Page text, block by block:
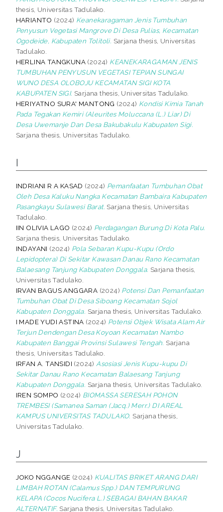
thesis, Universitas Tadulako.
HARIANTO (2024) Keanekaragaman Jenis Tumbuhan
Penyusun Vegetasi Mangrove Di Desa Pulias, Kecamatan
Ogodeide, Kabupaten Tolitoli. Sarjana thesis, Universitas
Tadulako.
HERLINA TANGKUNA (2024) KEANEKARAGAMAN JENIS
TUMBUHAN PENYUSUN VEGETASI TEPIAN SUNGAI
WUNO DESA OLOBOJU KECAMATAN SIGI KOTA
KABUPATEN SIGI. Sarjana thesis, Universitas Tadulako.
HERIYATNO SURA' MANTONG (2024) Kondisi Kimia Tanah
Pada Tegakan Kemiri (Aleurites Moluccana (L.) Liar) Di
Desa Uwemanje Dan Desa Bakubakulu Kabupaten Sigi.
Sarjana thesis, Universitas Tadulako.
I
INDRIANI R A KASAD (2024) Pemanfaatan Tumbuhan Obat
Oleh Desa Kaluku Nangka Kecamatan Bambaira Kabupaten
Pasangkayu Sulawesi Barat. Sarjana thesis, Universitas
Tadulako.
IIN OLIVIA LAGO (2024) Perdagangan Burung Di Kota Palu.
Sarjana thesis, Universitas Tadulako.
INDAYANI (2024) Pola Sebaran Kupu-Kupu (Ordo
Lepidoptera) Di Sekitar Kawasan Danau Rano Kecamatan
Balaesang Tanjung Kabupaten Donggala. Sarjana thesis,
Universitas Tadulako.
IRVAN BAGUS ANGGARA (2024) Potensi Dan Pemanfaatan
Tumbuhan Obat Di Desa Siboang Kecamatan Sojol
Kabupaten Donggala. Sarjana thesis, Universitas Tadulako.
I MADE YUDI ASTINA (2024) Potensi Objek Wisata Alam Air
Terjun Dendengan Desa Koyoan Kecamatan Nambo
Kabupaten Banggai Provinsi Sulawesi Tengah. Sarjana
thesis, Universitas Tadulako.
IRFAN A. TANSIDI (2024) Asosiasi Jenis Kupu-kupu Di
Sekitar Danau Rano Kecamatan Balaesang Tanjung
Kabupaten Donggala. Sarjana thesis, Universitas Tadulako.
IREN SOMPO (2024) BIOMASSA SERESAH POHON
TREMBESI (Samanea Saman (Jacq.) Merr.) DI AREAL
KAMPUS UNIVERSITAS TADULAKO. Sarjana thesis,
Universitas Tadulako.
J
JOKO NGGANGE (2024) KUALITAS BRIKET ARANG DARI
LIMBAH ROTAN (Calamus Spp.) DAN TEMPURUNG
KELAPA (Cocos Nucifera L.) SEBAGAI BAHAN BAKAR
ALTERNATIF. Sarjana thesis, Universitas Tadulako.